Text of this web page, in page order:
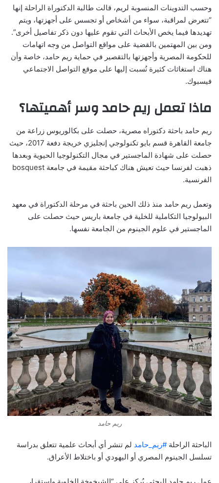
وحسب التدوينات المنسوبة لريم، قالت طالبة الدكتوراة الراحلة إنها
“تتعرض لمراقبة، سواء من أشخاص أو تجسس على أجهزتها، ويتم
تهديدها فيما يخص الأبحاث التي تقوم عليها دون ذكر تفاصيل أخرى”.
ومن بين المهتمين بالقضية على مواقع التواصل من وجه اتهامات
للحكومة المصرية وأجهزتها بالتقصير في حماية ريم حامد، خاصة وأن
هناك استغاثات كثيرة نُسبت إليها على موقع التواصل الاجتماعي
فيسبوك.
ماذا تعمل ريم حامد وسر أهميتها؟
ريم حامد باحثة دكتوراه مصرية، حصلت على بكالوريوس زراعة من
جامعة القاهرة قسم بايو تكنولوجي إنجليزي خريجة دفعة 2017، حيث
حصلت على شهادة الماجستير في مجال التكنولوجيا الحيوية وبعدها
ذهبت لفرنسا حيث تعيش هناك كباحثة مقيمة في جامعة bosquest
الفرنسية.
وتعمل ريم حامد منذ ذلك الحين باحثة في مرحلة الدكتوراة في معهد
البيولوجيا التكاملية للخلية في جامعة باريس حيث حصلت على
الماجستير في علوم الجينوم من الجامعة نفسها.
ريم حامد
الباحثة الراحلة#ريم_حامد لم تنشر أي أبحاث علمية تتعلق بدراسة
تسلسل الجينوم المصري أو اليهودي أو باختلاط الأعراق.